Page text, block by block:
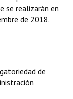
se realizarán en
de 2018.
de